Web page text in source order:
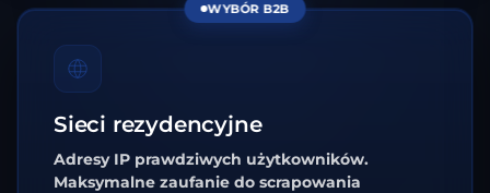
WYBÓR B2B
Sieci rezydencyjne
Adresy IP prawdziwych użytkowników.
Maksymalne zaufanie do scrapowania